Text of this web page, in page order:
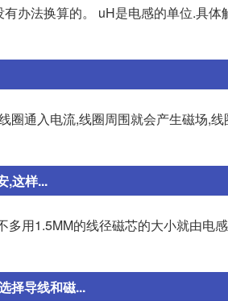
办法换算的。 uH是电感的单位.具
圈通入电流,线圈周围就会产生磁场,
,这样...
用1.5MM的线径磁芯的大小就由电
择导线和磁...